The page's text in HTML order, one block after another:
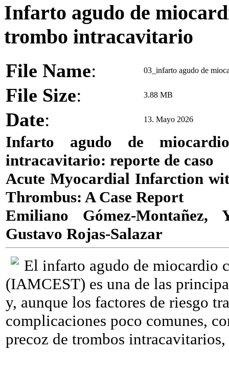
Infarto agudo de
trombo intracavitario
File Name: 03_infarto agudo de
File Size: 3.88 MB
Date: 13. Mayo 2026
Infarto agudo de
intracavitario: reporte de caso
Acute Myocardial Infarction
Thrombus: A Case Report
Emiliano Gómez-Montañez,
Gustavo Rojas-Salazar
El infarto agudo de miocardio
(IAMCEST) es una de las
y, aunque los factores de riesgo
complicaciones poco comunes,
precoz de trombos